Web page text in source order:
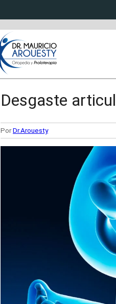
Desgaste
PorDr.Arouesty